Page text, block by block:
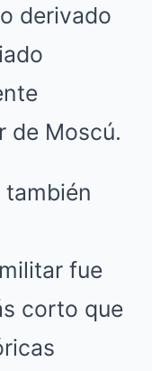
derivado
de Moscú.
fue
corto que